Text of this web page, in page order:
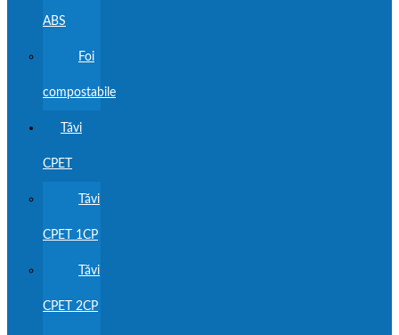
ABS
Foi
compostabile
Tăvi
CPET
Tăvi
CPET 1CP
Tăvi
CPET 2CP